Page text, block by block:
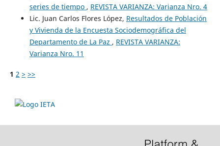
series de tiempo , REVISTA VARIANZA: Varianza Nro. 4
Lic. Juan Carlos Flores López, Resultados de Población
y Vivienda de la Encuesta Sociodemográfica del
Departamento de La Paz , REVISTA VARIANZA:
Varianza Nro. 11
1 2 > >>